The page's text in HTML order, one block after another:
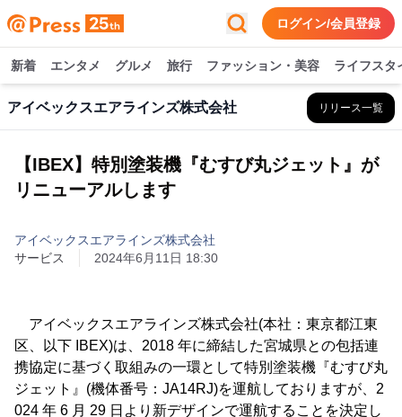
ログイン/会員登録
新着 エンタメ グルメ 旅行 ファッション・美容 ライフスタ
アイベックスエアラインズ株式会社 リリース一覧
【IBEX】特別塗装機『むすび丸ジェット』が
リニューアルします
アイベックスエアラインズ株式会社
サービス
2024年6月11日 18:30
アイベックスエアラインズ株式会社(本社：東京都江東
区、以下 IBEX)は、2018 年に締結した宮城県との包括連
携協定に基づく取組みの一環として特別塗装機『むすび丸
ジェット』(機体番号：JA14RJ)を運航しておりますが、2
024 年 6 月 29 日より新デザインで運航することを決定し